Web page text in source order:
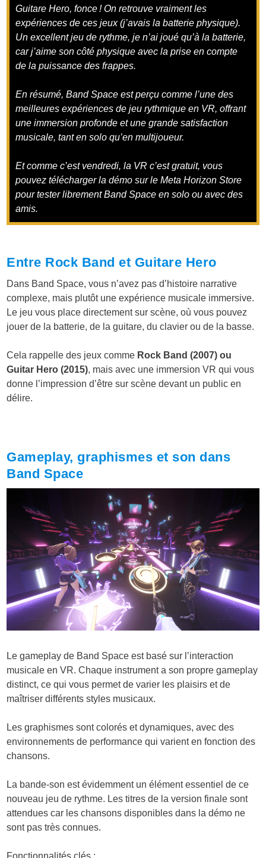
Guitare Hero, fonce ! On retrouve vraiment les
expériences de ces jeux (j’avais la batterie physique).
Un excellent jeu de rythme, je n’ai joué qu’à la batterie,
car j’aime son côté physique avec la prise en compte
de la puissance des frappes.
En résumé, Band Space est perçu comme l’une des
meilleures expériences de jeu rythmique en VR, offrant
une immersion profonde et une grande satisfaction
musicale, tant en solo qu’en multijoueur.
Et comme c’est vendredi, la VR c’est gratuit, vous
pouvez télécharger la démo sur le Meta Horizon Store
pour tester librement Band Space en solo ou avec des
amis.
Entre Rock Band et Guitare Hero
Dans Band Space, vous n’avez pas d’histoire narrative
complexe, mais plutôt une expérience musicale immersive.
Le jeu vous place directement sur scène, où vous pouvez
jouer de la batterie, de la guitare, du clavier ou de la basse.
Cela rappelle des jeux comme Rock Band (2007) ou
Guitar Hero (2015), mais avec une immersion VR qui vous
donne l’impression d’être sur scène devant un public en
délire.
Gameplay, graphismes et son dans
Band Space
Le gameplay de Band Space est basé sur l’interaction
musicale en VR. Chaque instrument a son propre gameplay
distinct, ce qui vous permet de varier les plaisirs et de
maîtriser différents styles musicaux.
Les graphismes sont colorés et dynamiques, avec des
environnements de performance qui varient en fonction des
chansons.
La bande-son est évidemment un élément essentiel de ce
nouveau jeu de rythme. Les titres de la version finale sont
attendues car les chansons disponibles dans la démo ne
sont pas très connues.
Fonctionnalités clés :